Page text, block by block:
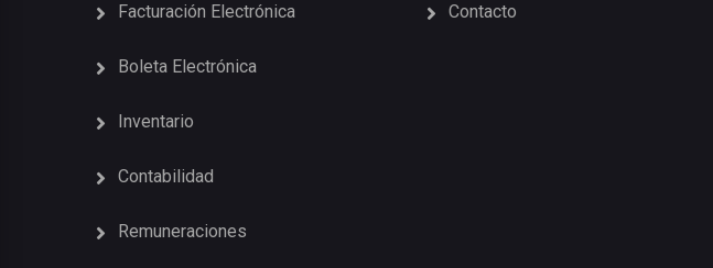
Facturación Electrónica
Boleta Electrónica
Inventario
Contabilidad
Remuneraciones
Contacto